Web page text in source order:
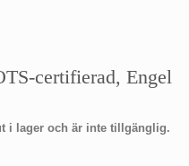
certifierad, Engel
i lager och är inte tillgänglig.